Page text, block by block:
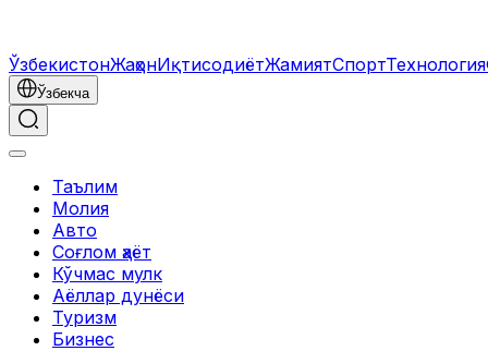
ЎзбекистонЖаҳонИқтисодиётЖамиятСпортТехнология
Ўзбекча
Таълим
Молия
Авто
Соғлом ҳаёт
Кўчмас мулк
Аёллар дунёси
Туризм
Бизнес